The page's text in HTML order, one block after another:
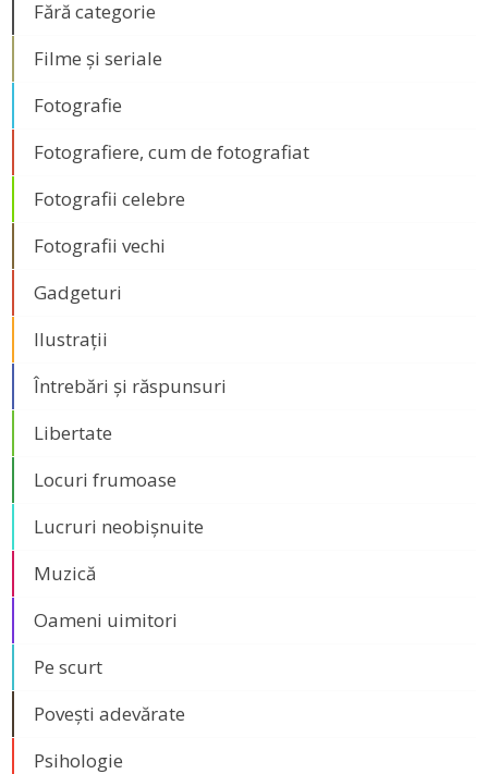
Fără categorie
Filme și seriale
Fotografie
Fotografiere, cum de fotografiat
Fotografii celebre
Fotografii vechi
Gadgeturi
Ilustrații
Întrebări și răspunsuri
Libertate
Locuri frumoase
Lucruri neobișnuite
Muzică
Oameni uimitori
Pe scurt
Povești adevărate
Psihologie